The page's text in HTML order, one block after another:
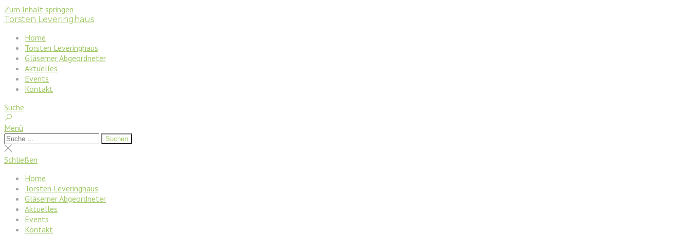
Zum Inhalt springen
Torsten Leveringhaus
Home
Torsten Leveringhaus
Gläserner Abgeordneter
Aktuelles
Events
Kontakt
Suche
Menü
Suchen
nach:
Suchen
Suche
schließen
Schließen
Home
Torsten Leveringhaus
Gläserner Abgeordneter
Aktuelles
Events
Kontakt